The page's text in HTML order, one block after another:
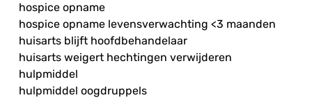
hospice opname
hospice opname levensverwachting <3 maanden
huisarts blijft hoofdbehandelaar
huisarts weigert hechtingen verwijderen
hulpmiddel
hulpmiddel oogdruppels